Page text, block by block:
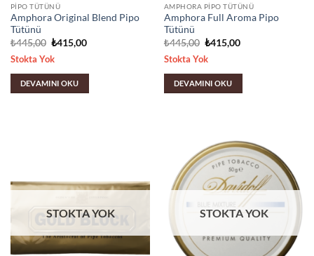
PIPO TÜTÜNÜ
Amphora Original Blend Pipo
Tütünü
₺445,00 Orijinal
₺445,00.
₺415,00Şu
Stokta Yok
DEVAMINI OKU
AMPHORA PIPO TÜTÜNÜ
Amphora Full Aroma Pipo
Tütünü
₺445,00 Orijinal
₺445,00.
₺415,00Şu
Stokta Yok
DEVAMINI OKU
STOKTA YOK STOKTA YOK